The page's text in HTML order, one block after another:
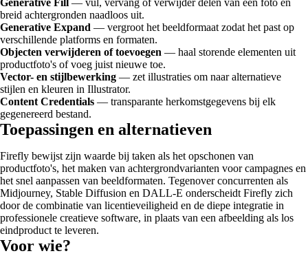
breid achtergronden naadloos uit.
Generative Expand — vergroot het beeldformaat zodat het past op
verschillende platforms en formaten.
Objecten verwijderen of toevoegen — haal storende elementen uit
productfoto's of voeg juist nieuwe toe.
Vector- en stijlbewerking — zet illustraties om naar alternatieve
stijlen en kleuren in Illustrator.
Content Credentials — transparante herkomstgegevens bij elk
gegenereerd bestand.
Toepassingen en alternatieven
Firefly bewijst zijn waarde bij taken als het opschonen van
productfoto's, het maken van achtergrondvarianten voor campagnes en
het snel aanpassen van beeldformaten. Tegenover concurrenten als
Midjourney, Stable Diffusion en DALL-E onderscheidt Firefly zich
door de combinatie van licentieveiligheid en de diepe integratie in
professionele creatieve software, in plaats van een afbeelding als los
eindproduct te leveren.
Voor wie?